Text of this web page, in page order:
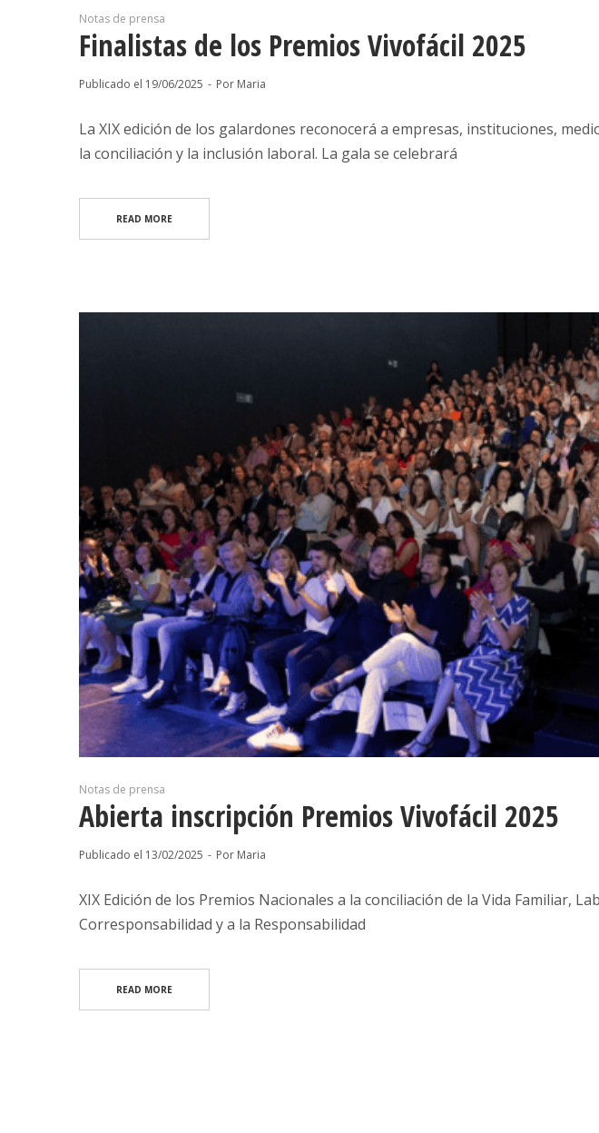
Notas de prensa
Finalistas de los Premios Vivofácil 2025
Publicado el 19/06/2025 Por Maria
La XIX edición de los galardones reconocerá a empresas, instituciones,
la conciliación y la inclusión laboral. La gala se celebrará
READ MORE
Notas de prensa
Abierta inscripción Premios Vivofácil 2025
Publicado el 13/02/2025 Por Maria
XIX Edición de los Premios Nacionales a la conciliación de la Vida Familiar,
Corresponsabilidad y a la Responsabilidad
READ MORE